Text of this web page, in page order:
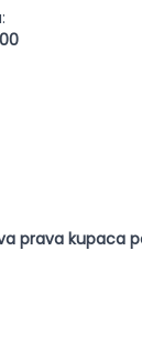
prava kupaca